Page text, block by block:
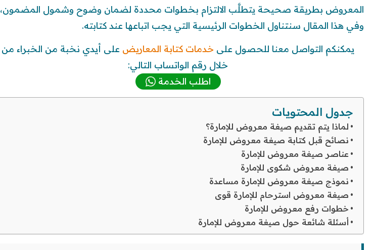
المعروض بطريقة صحيحة يتطلَّب الالتزام بخطوات محددة لضمان وضوح وشمول المضمون،
وفي هذا المقال سنتناول الخطوات الرئيسية التي يجب اتباعها عند كتابته.
يمكنكم التواصل معنا للحصول على خدمات كتابة المعاريض على أيدي نخبة من الخبراء من
خلال رقم الواتساب التالي:
اطلب الخدمة
جدول المحتويات
لماذا يتم تقديم صيغة معروض للإمارة؟
نصائح قبل كتابة صيغة معروض للإمارة
عناصر صيغة معروض للإمارة
صيغة معروض شكوى للإمارة
نموذج صيغة معروض للإمارة مساعدة
صيغة معروض استرحام للإمارة قوى
خطوات رفع معروض للإمارة
أسئلة شائعة حول صيغة معروض للإمارة